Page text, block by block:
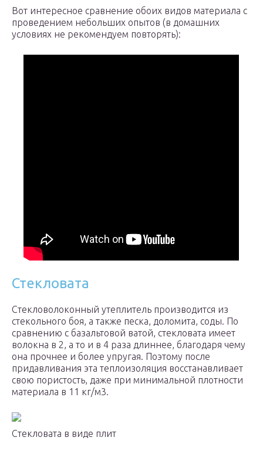
Вот интересное сравнение обоих видов материала с
проведением небольших опытов (в домашних
условиях не рекомендуем повторять):
Стекловата
Стекловолоконный утеплитель производится из
стекольного боя, а также песка, доломита, соды. По
сравнению с базальтовой ватой, стекловата имеет
волокна в 2, а то и в 4 раза длиннее, благодаря чему
она прочнее и более упругая. Поэтому после
придавливания эта теплоизоляция восстанавливает
свою пористость, даже при минимальной плотности
материала в 11 кг/м3.
Стекловата в виде плит